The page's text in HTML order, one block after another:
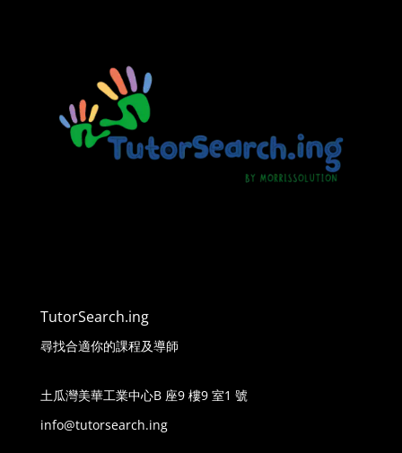
TutorSearch.ing
尋找合適你的課程及導師
土瓜灣美華工業中心B 座9 樓9 室1 號
info@tutorsearch.ing